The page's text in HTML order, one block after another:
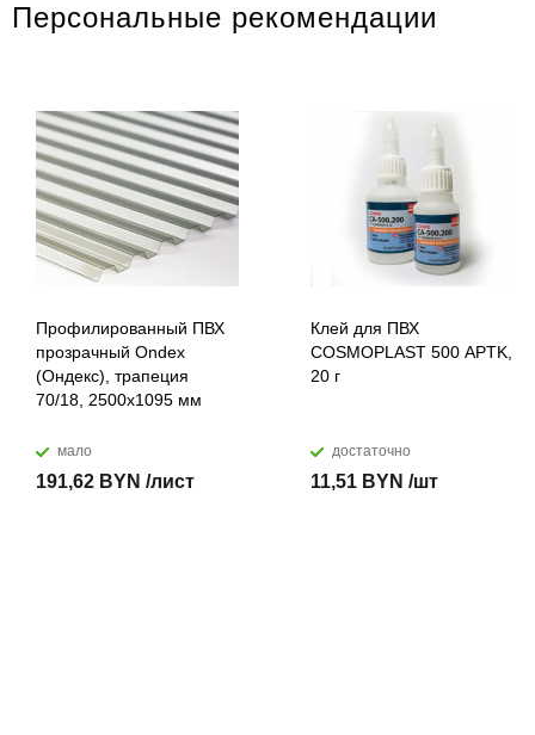
Персональные рекомендации
Профилированный ПВХ
прозрачный Ondex
(Ондекс), трапеция
70/18, 2500х1095 мм
мало
191,62 BYN /лист
Клей для ПВХ
COSMOPLAST 500 APTK,
20 г
достаточно
11,51 BYN /шт